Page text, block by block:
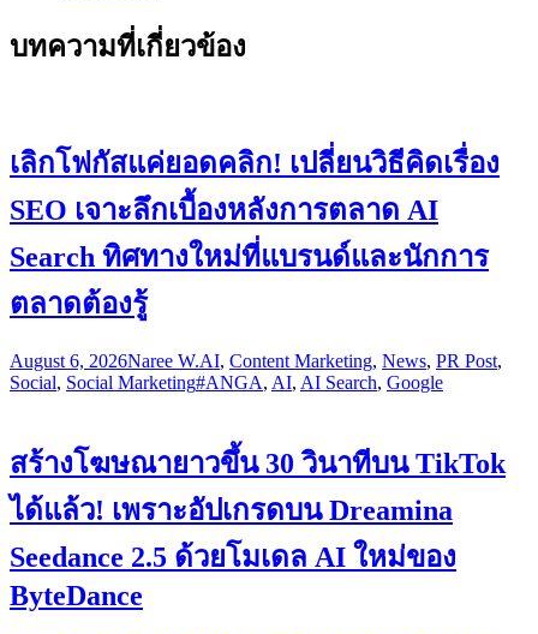
บทความที่เกี่ยวข้อง
เลิกโฟกัสแค่ยอดคลิก! เปลี่ยนวิธีคิดเรื่อง
SEO เจาะลึกเบื้องหลังการตลาด AI
Search ทิศทางใหม่ที่แบรนด์และนักการ
ตลาดต้องรู้
August 6, 2026Naree W.AI, Content Marketing, News, PR Post,
Social, Social Marketing#ANGA, AI, AI Search, Google
สร้างโฆษณายาวขึ้น 30 วินาทีบน TikTok
ได้แล้ว! เพราะอัปเกรดบน Dreamina
Seedance 2.5 ด้วยโมเดล AI ใหม่ของ
ByteDance